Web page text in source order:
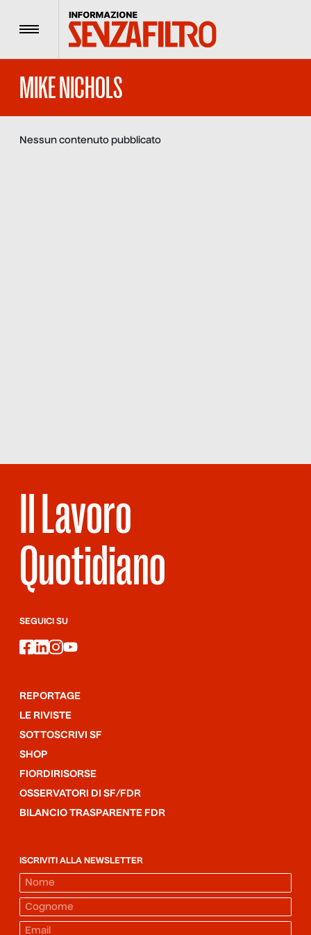
Menu
MIKE NICHOLS
Nessun contenuto pubblicato
Il Lavoro
Quotidiano
SEGUICI SU
facebook
linkedin
instagram
youtube
REPORTAGE
LE RIVISTE
SOTTOSCRIVI SF
SHOP
FIORDIRISORSE
OSSERVATORI DI SF/FDR
BILANCIO TRASPARENTE FDR
ISCRIVITI ALLA NEWSLETTER